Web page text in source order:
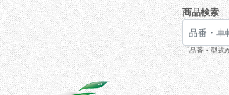
商品検索
「品番・型式